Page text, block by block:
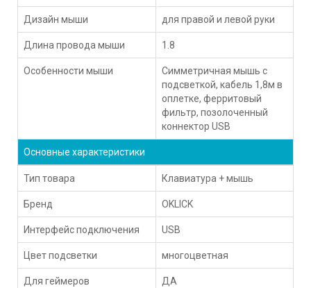
Дизайн мыши для правой и левой руки
Длина провода мыши 1.8
Особенности мыши
Симметричная мышь с
подсветкой, кабель 1,8м в
оплетке, ферритовый
фильтр, позолоченный
коннектор USB
Основные характеристики
Тип товара Клавиатура + мышь
Бренд OKLICK
Интерфейс подключения USB
Цвет подсветки многоцветная
Для геймеров ДА